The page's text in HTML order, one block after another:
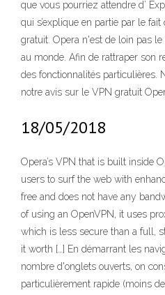
que vous pourriez attendre d’
qui s’explique en partie par le fait
gratuit. Opera n'est de loin pas
au monde. Afin de rattraper son
des fonctionnalités particulières.
notre avis sur le VPN gratuit
18/05/2018
Opera’s VPN that is built inside
users to surf the web with
free and does not have any
of using an OpenVPN, it uses
which is less secure than a full,
it worth […] En démarrant les
nombre d'onglets ouverts, on
particulièrement rapide (moins